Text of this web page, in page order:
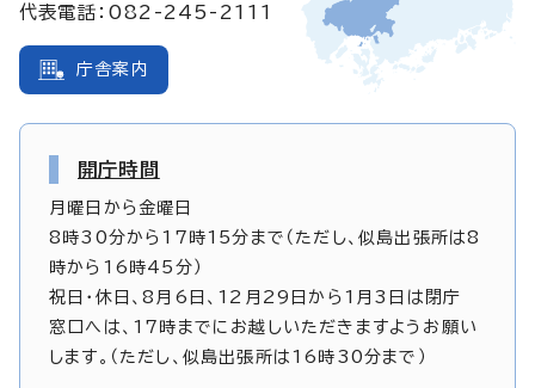
代表電話：082-245-2111
庁舎案内
開庁時間
月曜日から金曜日
8時30分から17時15分まで（ただし、似島出張所は8
時から16時45分）
祝日・休日、8月6日、12月29日から1月3日は閉庁
窓口へは、17時までにお越しいただきますようお願い
します。（ただし、似島出張所は16時30分まで）